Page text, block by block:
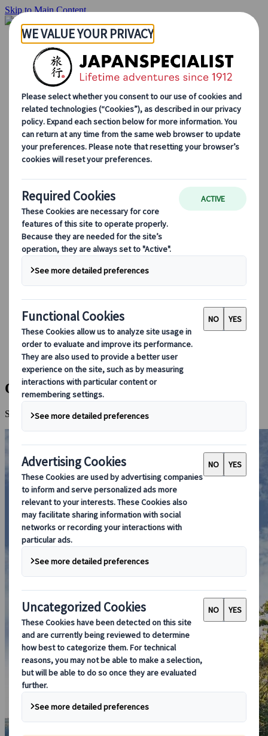
Skip to Main Content
Hjemmesiden
Reiser
Individuelle reiser
Gruppereiser
Kjør-selv ferie
Utflukter
Skreddersydde gruppereiser
Japan Rail Pass
Hvordan vi jobber
Om oss
Vårt team
Bli en del av teamet vårt
Sesongbaserte reisetips
Høydepunkter fra destinasjonen
Kulturell innsikt
Kulinariske eventyr
Utforsk Japan med tog
Ofte stilte spørsmål
Viktig informasjon
Etikette i Japan
Kjøring i Japan
Booking hos oss
Japan Rail Pass
Overnatting
Online reiseråd
Japanspecialist
Destinasjoner
Alle Destinasjoner
Okayama
Okayama
Slottshistorie, japansk hagekunst og legenden om Peach Boy